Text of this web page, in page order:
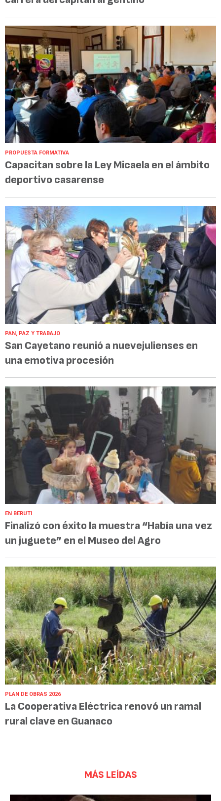
PROPUESTA FORMATIVA
Capacitan sobre la Ley Micaela en el ámbito
deportivo casarense
PAN, PAZ Y TRABAJO
San Cayetano reunió a nuevejulienses en
una emotiva procesión
EN BERUTI
Finalizó con éxito la muestra “Había una vez
un juguete” en el Museo del Agro
PLAN DE OBRAS 2026
La Cooperativa Eléctrica renovó un ramal
rural clave en Guanaco
MÁS LEÍDAS